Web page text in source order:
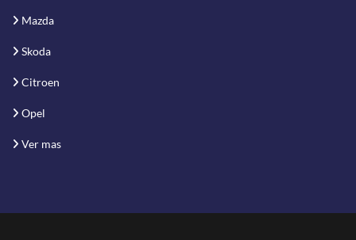
Mazda
Skoda
Citroen
Opel
Ver mas